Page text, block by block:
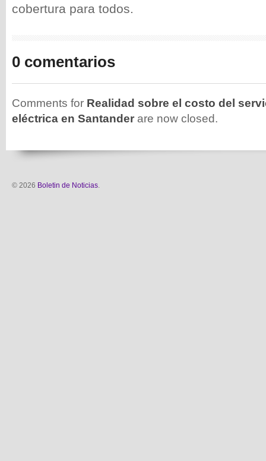
cobertura para todos.
0 comentarios
Comments for Realidad sobre el costo del
eléctrica en Santander are now closed.
© 2026 Boletin de Noticias.